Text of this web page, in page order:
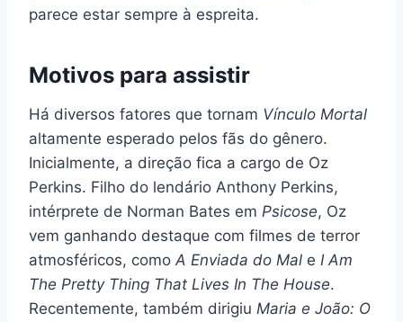
parece estar sempre à espreita.
Motivos para assistir
Há diversos fatores que tornam Vínculo Mortal
altamente esperado pelos fãs do gênero.
Inicialmente, a direção fica a cargo de Oz
Perkins. Filho do lendário Anthony Perkins,
intérprete de Norman Bates em Psicose, Oz
vem ganhando destaque com filmes de terror
atmosféricos, como A Enviada do Mal e I Am
The Pretty Thing That Lives In The House.
Recentemente, também dirigiu Maria e João: O